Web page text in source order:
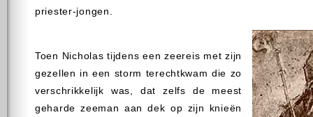
priester-jongen.
Toen Nicholas tijdens een zeereis met zijn
gezellen in een storm terechtkwam die zo
verschrikkelijk was, dat zelfs de meest
geharde zeeman aan dek op zijn knieën